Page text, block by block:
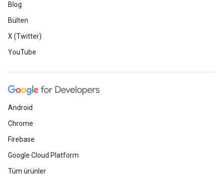
Blog
Bülten
X (Twitter)
YouTube
Android
Chrome
Firebase
Google Cloud Platform
Tüm ürünler